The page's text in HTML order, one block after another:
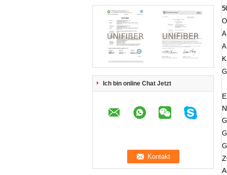
Ich bin online Chat Jetzt